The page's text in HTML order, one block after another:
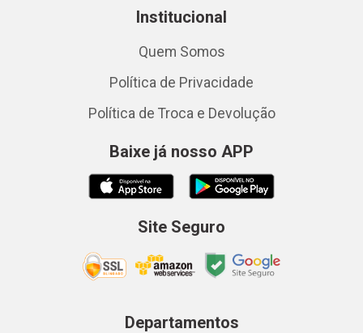
Institucional
Quem Somos
Política de Privacidade
Política de Troca e Devolução
Baixe já nosso APP
Site Seguro
Departamentos